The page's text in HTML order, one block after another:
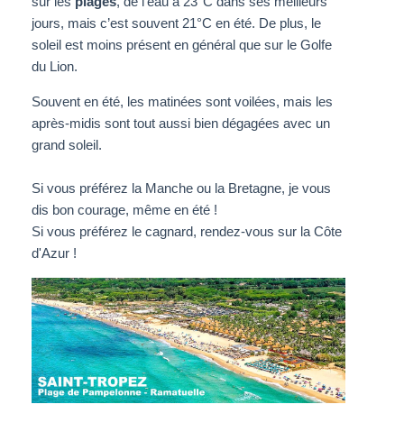
jours, mais c’est souvent 21°C en été. De plus, le
soleil est moins présent en général que sur le Golfe
du Lion.
Souvent en été, les matinées sont voilées, mais les
après-midis sont tout aussi bien dégagées avec un
grand soleil.
Si vous préférez la Manche ou la Bretagne, je vous
dis bon courage, même en été !
Si vous préférez le cagnard, rendez-vous sur la Côte
d'Azur !